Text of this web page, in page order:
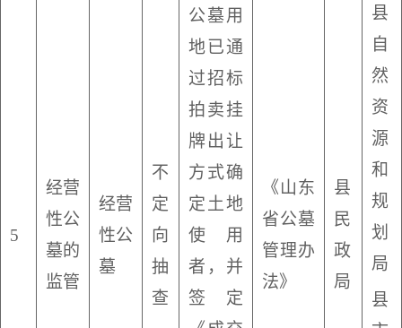
5
经营
性公
墓的
监管
经营
性公
墓
不
定
向
抽
查
公墓用
地已通
过招标
拍卖挂
牌出让
方式确
定土地
使用
者，并
签定
《山东
省公墓
管理办
法》
县
民
政
局
县
自
然
资
源
和
规
划
局
县